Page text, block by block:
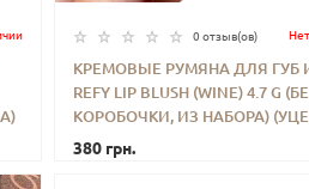
0 отзыв(ов)
КРЕМОВЫЕ РУМЯНА ДЛЯ ГУБ
REFY LIP BLUSH (WINE) 4.7 G
КОРОБОЧКИ, ИЗ НАБОРА)
380 грн.
- +